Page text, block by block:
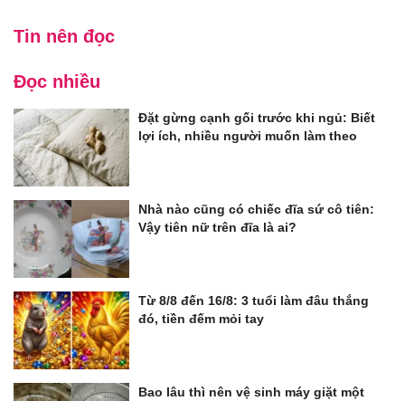
Tin nên đọc
Đọc nhiều
Đặt gừng cạnh gối trước khi ngủ: Biết
lợi ích, nhiều người muốn làm theo
Nhà nào cũng có chiếc đĩa sứ cô tiên:
Vậy tiên nữ trên đĩa là ai?
Từ 8/8 đến 16/8: 3 tuổi làm đâu thắng
đó, tiền đếm mỏi tay
Bao lâu thì nên vệ sinh máy giặt một